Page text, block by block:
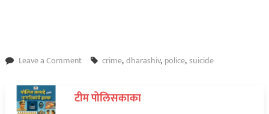
Leave a Commenton
पोलिसकाकाचे
crime,dharashiv, police,suicide
टीम पोलिसकाका